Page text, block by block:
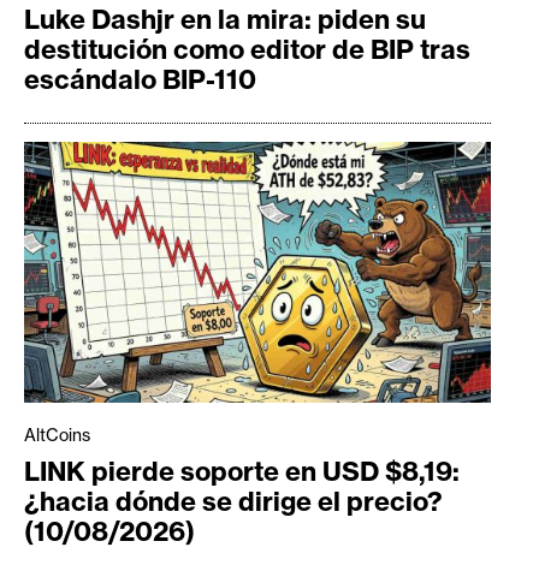
Luke Dashjr en la mira: piden su
destitución como editor de BIP tras
escándalo BIP-110
AltCoins
LINK pierde soporte en USD $8,19:
¿hacia dónde se dirige el precio?
(10/08/2026)